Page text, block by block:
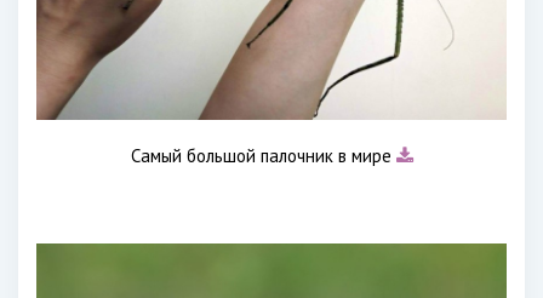
Самый большой палочник в мире